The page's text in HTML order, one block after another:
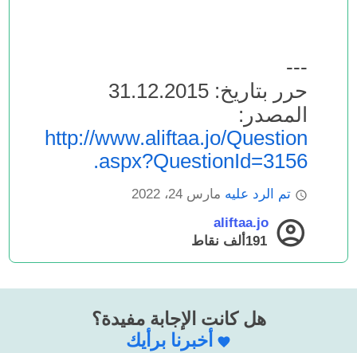
---
حرر بتاريخ: 31.12.2015
المصدر:
http://www.aliftaa.jo/Question
.aspx?QuestionId=3156
تم الرد عليه مارس 24، 2022
aliftaa.jo
191ألف
نقاط
هل كانت الإجابة مفيدة؟
أخبرنا برأيك